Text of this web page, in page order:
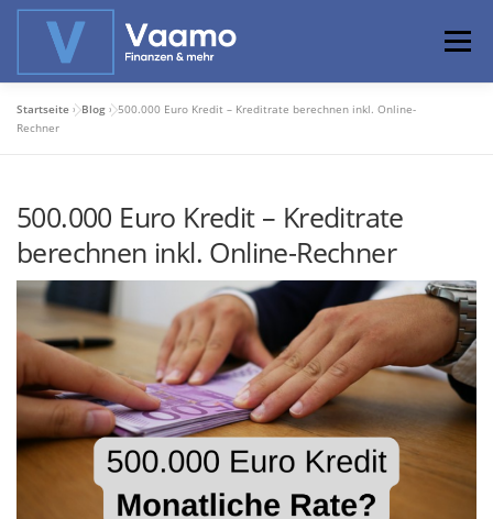
Zum
Menü
ABOUT
PROFIWISSEN ALTERSVORSORGE
PRIVATIER WERDEN
Startseite »Blog »500.000 Euro Kredit – Kreditrate berechnen inkl. Online-
Rechner
500.000 Euro Kredit – Kreditrate
berechnen inkl. Online-Rechner